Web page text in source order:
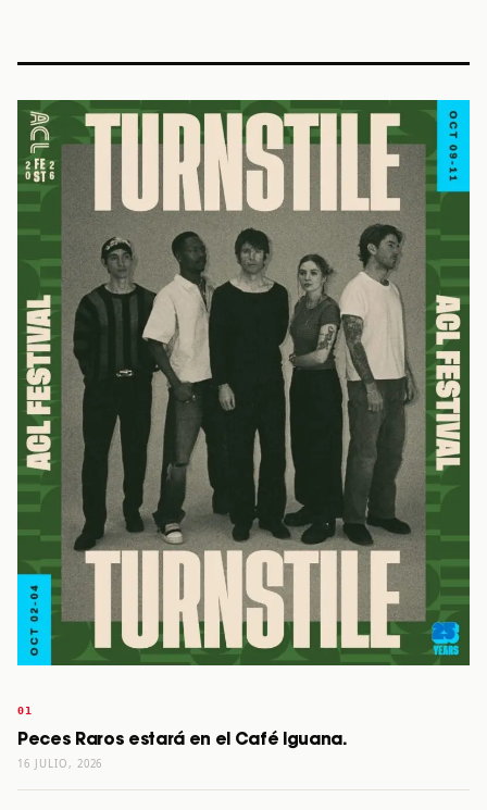
Peces Raros estará en el Café Iguana.
16 JULIO, 2026